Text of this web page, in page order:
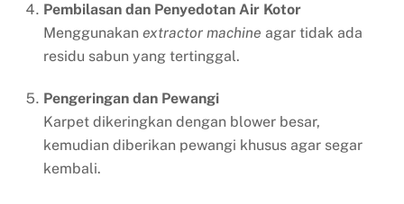
Pembilasan dan Penyedotan Air Kotor
Menggunakan extractor machine agar tidak ada
residu sabun yang tertinggal.
Pengeringan dan Pewangi
Karpet dikeringkan dengan blower besar,
kemudian diberikan pewangi khusus agar segar
kembali.